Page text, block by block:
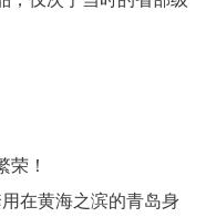
！
在黄海之滨的青岛身